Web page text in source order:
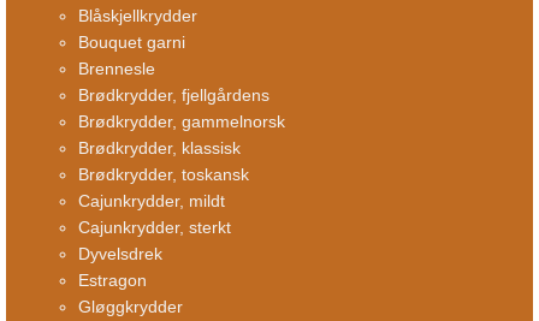
Blåskjellkrydder
Bouquet garni
Brennesle
Brødkrydder, fjellgårdens
Brødkrydder, gammelnorsk
Brødkrydder, klassisk
Brødkrydder, toskansk
Cajunkrydder, mildt
Cajunkrydder, sterkt
Dyvelsdrek
Estragon
Gløggkrydder